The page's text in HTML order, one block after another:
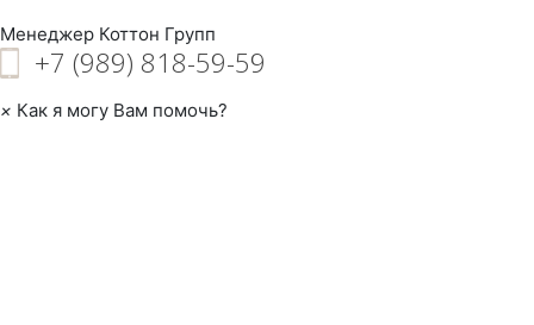
Менеджер Коттон Групп
+7 (989) 818-59-59
× Как я могу Вам помочь?